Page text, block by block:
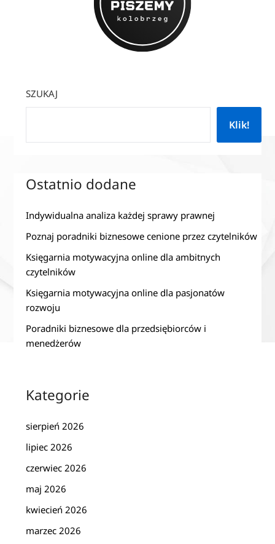
SZUKAJ
Klik!
Ostatnio dodane
Indywidualna analiza każdej sprawy prawnej
Poznaj poradniki biznesowe cenione przez czytelników
Księgarnia motywacyjna online dla ambitnych
czytelników
Księgarnia motywacyjna online dla pasjonatów
rozwoju
Poradniki biznesowe dla przedsiębiorców i
menedżerów
Kategorie
sierpień 2026
lipiec 2026
czerwiec 2026
maj 2026
kwiecień 2026
marzec 2026